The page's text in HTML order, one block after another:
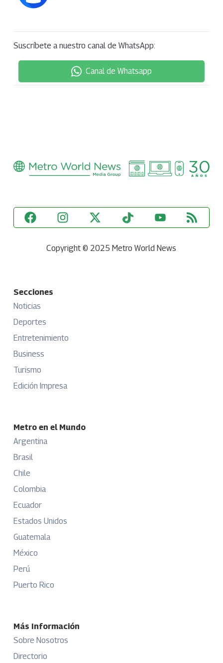
Suscríbete a nuestro canal de WhatsApp:
Canal de Whatsapp
Copyright © 2025 Metro World News
Secciones
Noticias
Deportes
Entretenimiento
Business
Turismo
Edición Impresa
Metro en el Mundo
Argentina
Brasil
Chile
Colombia
Ecuador
Estados Unidos
Guatemala
México
Perú
Puerto Rico
Más Información
Sobre Nosotros
Directorio